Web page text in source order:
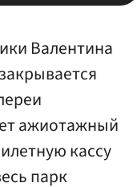
Валентина
ажиотажный
кассу
парк